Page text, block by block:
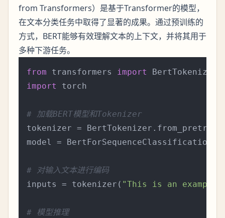
from Transformers）是基于Transformer的模型，
在文本分类任务中取得了显著的成果。通过预训练的
方式，BERT能够有效理解文本的上下文，并将其用于
多种下游任务。
from transformers import
import
torch
# 加载BERT模型和Tokenizer
tokenizer =
model =
# 对输入文本进行编码
inputs = tokenizer( "This is an example
# 模型推理